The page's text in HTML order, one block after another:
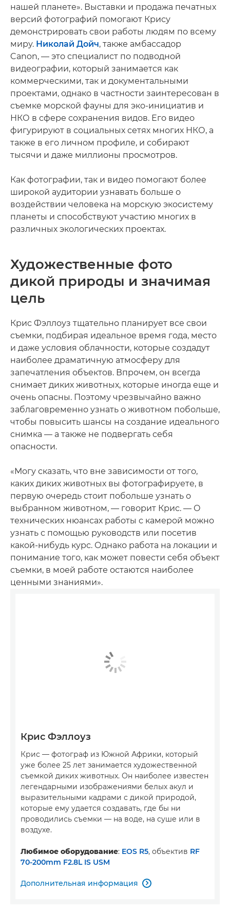
нашей планете». Выставки и продажа печатных
версий фотографий помогают Крису
демонстрировать свои работы людям по всему
миру. Николай Дойч, также амбассадор
Canon, — это специалист по подводной
видеографии, который занимается как
коммерческими, так и документальными
проектами, однако в частности заинтересован в
съемке морской фауны для эко-инициатив и
НКО в сфере сохранения видов. Его видео
фигурируют в социальных сетях многих НКО, а
также в его личном профиле, и собирают
тысячи и даже миллионы просмотров.
Как фотографии, так и видео помогают более
широкой аудитории узнавать больше о
воздействии человека на морскую экосистему
планеты и способствуют участию многих в
различных экологических проектах.
Художественные фото
дикой природы и значимая
цель
Крис Фэллоуз тщательно планирует все свои
съемки, подбирая идеальное время года, место
и даже условия облачности, которые создадут
наиболее драматичную атмосферу для
запечатления объектов. Впрочем, он всегда
снимает диких животных, которые иногда еще и
очень опасны. Поэтому чрезвычайно важно
заблаговременно узнать о животном побольше,
чтобы повысить шансы на создание идеального
снимка — а также не подвергать себя
опасности.
«Могу сказать, что вне зависимости от того,
каких диких животных вы фотографируете, в
первую очередь стоит побольше узнать о
выбранном животном, — говорит Крис. — О
технических нюансах работы с камерой можно
узнать с помощью руководств или посетив
какой-нибудь курс. Однако работа на локации и
понимание того, как может повести себя объект
съемки, в моей работе остаются наиболее
ценными знаниями».
Крис Фэллоуз
Крис — фотограф из Южной Африки, который
уже более 25 лет занимается художественной
съемкой диких животных. Он наиболее известен
легендарными изображениями белых акул и
выразительными кадрами с дикой природой,
которые ему удается создавать, где бы ни
проводились съемки — на воде, на суше или в
воздухе.
Любимое оборудование: EOS R5, объектив RF
70-200mm F2.8L IS USM
Дополнительная информация 